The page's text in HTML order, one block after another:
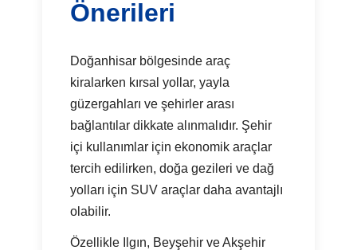
Önerileri
Doğanhisar bölgesinde araç
kiralarken kırsal yollar, yayla
güzergahları ve şehirler arası
bağlantılar dikkate alınmalıdır. Şehir
içi kullanımlar için ekonomik araçlar
tercih edilirken, doğa gezileri ve dağ
yolları için SUV araçlar daha avantajlı
olabilir.
Özellikle Ilgın, Beyşehir ve Akşehir